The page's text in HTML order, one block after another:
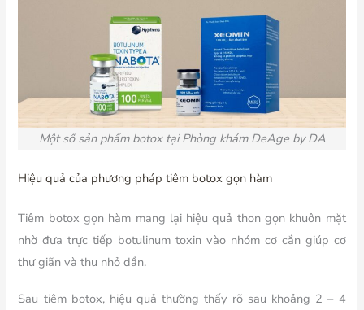
Một số sản phẩm botox tại Phòng khám DeAge by DA
Hiệu quả của phương pháp tiêm botox gọn hàm
Tiêm botox gọn hàm mang lại hiệu quả thon gọn khuôn mặt
nhờ đưa trực tiếp botulinum toxin vào nhóm cơ cắn giúp cơ
thư giãn và thu nhỏ dần.
Sau tiêm botox, hiệu quả thường thấy rõ sau khoảng 2 – 4